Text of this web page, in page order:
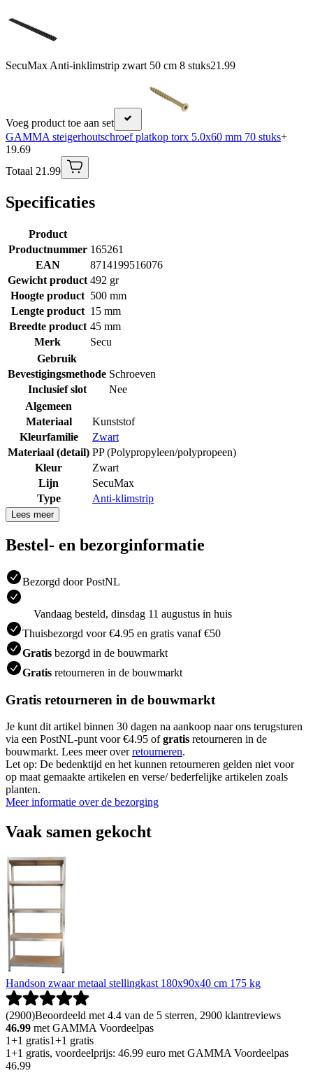
SecuMax Anti-inklimstrip zwart 50 cm 8 stuks21.99
Voeg product toe aan set
GAMMA steigerhoutschroef platkop torx 5.0x60 mm 70 stuks+
19.69
Totaal 21.99
Specificaties
Product
Productnummer 165261
EAN
8714199516076
Gewicht product 492 gr
Hoogte product 500 mm
Lengte product 15 mm
Breedte product 45 mm
Merk
Secu
Gebruik
Bevestigingsmethode Schroeven
Inclusief slot
Nee
Algemeen
Materiaal
Kunststof
Kleurfamilie
Zwart
Materiaal (detail) PP (Polypropyleen/polypropeen)
Kleur
Zwart
Lijn
SecuMax
Type
Anti-klimstrip
Lees meer
Bestel- en bezorginformatie
Bezorgd door PostNL
Vandaag besteld, dinsdag 11 augustus in huis
Thuisbezorgd voor €4.95 en gratis vanaf €50
Gratis bezorgd in de bouwmarkt
Gratis retourneren in de bouwmarkt
Gratis retourneren in de bouwmarkt
Je kunt dit artikel binnen 30 dagen na aankoop naar ons terugsturen
via een PostNL-punt voor €4.95 ofgratis retourneren in de
bouwmarkt. Lees meer overretourneren.
Let op: De bedenktijd en het kunnen retourneren gelden niet voor
op maat gemaakte artikelen en verse/ bederfelijke artikelen zoals
planten.
Meer informatie over de bezorging
Vaak samen gekocht
Handson zwaar metaal stellingkast 180x90x40 cm 175 kg
(2900)Beoordeeld met 4.4 van de 5 sterren, 2900 klantreviews
46.99 met GAMMA Voordeelpas
1+1 gratis1+1 gratis
1+1 gratis, voordeelprijs: 46.99 euro met GAMMA Voordeelpas
46.99